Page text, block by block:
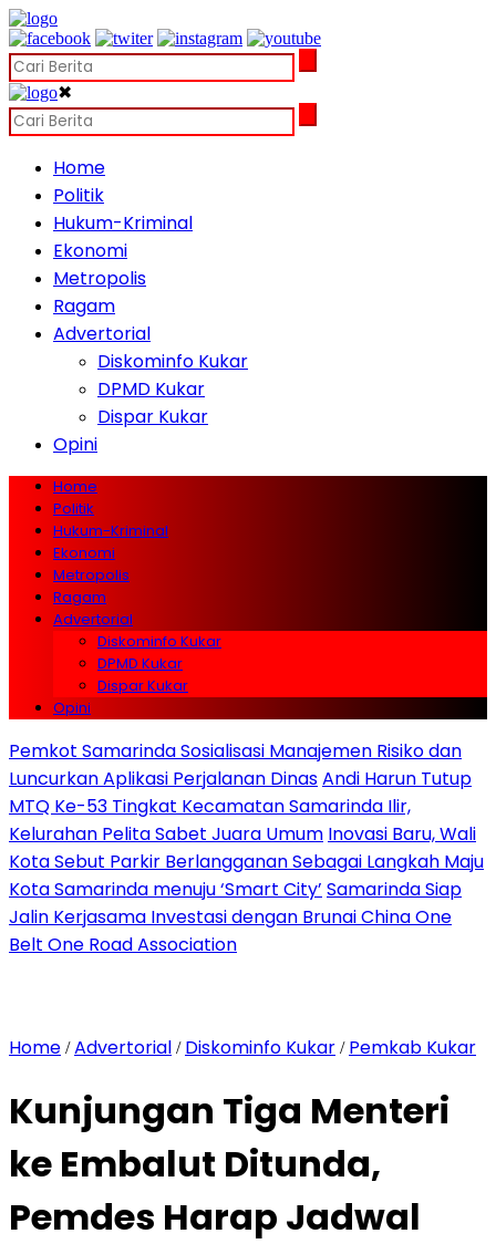
✖
Home
Politik
Hukum-Kriminal
Ekonomi
Metropolis
Ragam
Advertorial
Diskominfo Kukar
DPMD Kukar
Dispar Kukar
Opini
Home
Politik
Hukum-Kriminal
Ekonomi
Metropolis
Ragam
Advertorial
Diskominfo Kukar
DPMD Kukar
Dispar Kukar
Opini
Pemkot Samarinda Sosialisasi Manajemen Risiko dan
Luncurkan Aplikasi Perjalanan DinasAndi Harun Tutup
MTQ Ke-53 Tingkat Kecamatan Samarinda Ilir,
Kelurahan Pelita Sabet Juara Umum Inovasi Baru, Wali
Kota Sebut Parkir Berlangganan Sebagai Langkah Maju
Kota Samarinda menuju ‘Smart City’ Samarinda Siap
Jalin Kerjasama Investasi dengan Brunai China One
Belt One Road Association
Home /Advertorial / Diskominfo Kukar / Pemkab Kukar
Kunjungan Tiga Menteri
ke Embalut Ditunda,
Pemdes Harap Jadwal